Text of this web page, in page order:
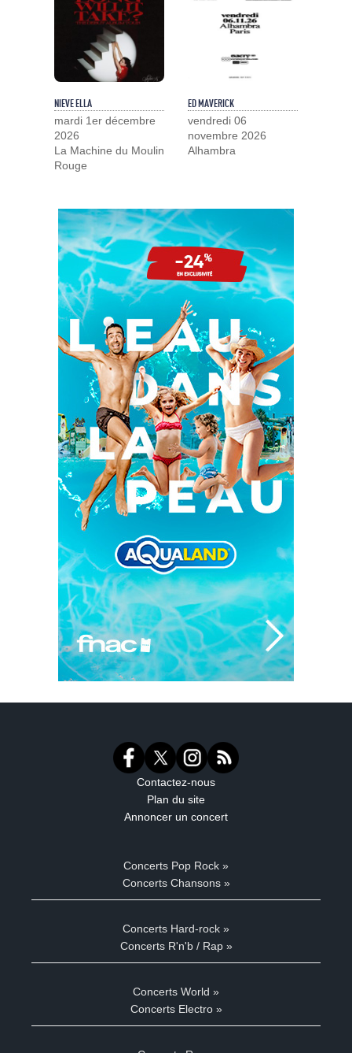
NIEVE ELLA
mardi 1er décembre
2026
La Machine du Moulin
Rouge
ED MAVERICK
vendredi 06
novembre 2026
Alhambra
Contactez-nous
Plan du site
Annoncer un concert
Concerts Pop Rock »
Concerts Chansons »
Concerts Hard-rock »
Concerts R'n'b / Rap »
Concerts World »
Concerts Electro »